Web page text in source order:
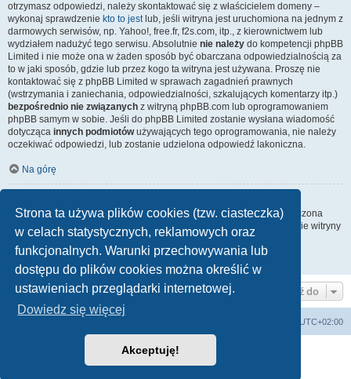
Strona ta używa plików cookies (tzw. ciasteczka)
w celach statystycznych, reklamowych oraz
funkcjonalnych. Warunki przechowywania lub
dostępu do plików cookies można określić w
ustawieniach przeglądarki internetowej.
Dowiedz się więcej
Akceptuję!
otrzymasz odpowiedzi, należy skontaktować się z właścicielem domeny –
wykonaj sprawdzenie kto to jestlub, jeśli witryna jest uruchomiona na jednym z
darmowych serwisów, np. Yahoo!, free.fr, f2s.com, itp., z kierownictwem lub
wydziałem nadużyć tego serwisu. Absolutnie nie należy do kompetencji phpBB
Limited i nie może ona w żaden sposób być obarczana odpowiedzialnością za
to w jaki sposób, gdzie lub przez kogo ta witryna jest używana. Proszę nie
kontaktować się z phpBB Limited w sprawach zagadnień prawnych
(wstrzymania i zaniechania, odpowiedzialności, szkalujących komentarzy itp.)
bezpośrednio nie związanych z witryną phpBB.com lub oprogramowaniem
phpBB samym w sobie. Jeśli do phpBB Limited zostanie wysłana wiadomość
dotycząca innych podmiotówużywających tego oprogramowania, nie należy
oczekiwać odpowiedzi, lub zostanie udzielona odpowiedź lakoniczna.
Na górę
Wszyscy użytkownicy witryny mogą używać – jeśli funkcja ta jest włączona
przez administratora witryny – formularza „Kontakt z nami”. Członkowie witryny
mogą także używać odnośnika „Zespół administracyjny”.
Na górę
Przejdź do
UTC+02:00
Technologię dostarczaphpBB® Forum Software © phpBB Limited
Polski pakiet językowy dostarcza